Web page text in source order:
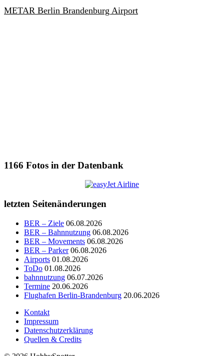
METAR Berlin Brandenburg Airport
1166 Fotos in der Datenbank
letzten Seitenänderungen
BER – Ziele 06.08.2026
BER – Bahnnutzung 06.08.2026
BER – Movements 06.08.2026
BER – Parker 06.08.2026
Airports 01.08.2026
ToDo 01.08.2026
bahnnutzung 06.07.2026
Termine 20.06.2026
Flughafen Berlin-Brandenburg 20.06.2026
Kontakt
Impressum
Datenschutzerklärung
Quellen & Credits